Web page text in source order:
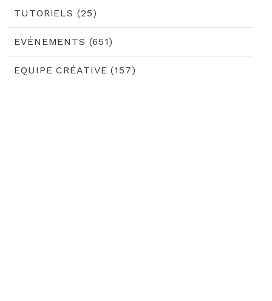
TUTORIELS (25)
EVÈNEMENTS (651)
EQUIPE CRÉATIVE (157)